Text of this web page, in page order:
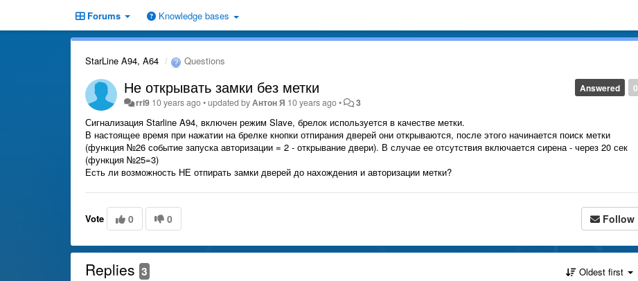
Forums Knowledge bases
StarLine A94, A64 Questions
0
Answered
Не открывать замки без метки
rri9 10 years ago•updated byАнтон Я 10 years ago• 3
Сигнализация Starline A94, включен режим Slave, брелок используется в качестве метки.
В настоящее время при нажатии на брелке кнопки отпирания дверей они открываются, после этого начинается поиск метки
(функция №26 событие запуска авторизации = 2 - открывание двери). В случае ее отсутствия включается сирена - через 20 сек
(функция №25=3)
Есть ли возможность НЕ отпирать замки дверей до нахождения и авторизации метки?
Vote 0 0 Follow
Replies 3 Oldest first